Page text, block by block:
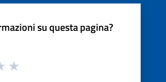
su questa pagina?